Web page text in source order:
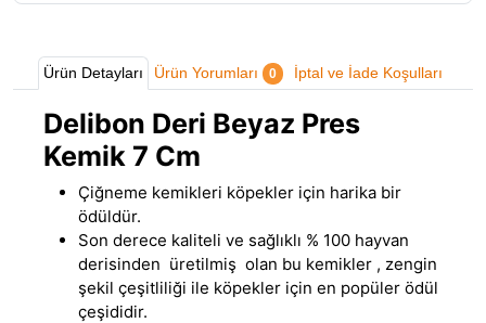
Ürün Detayları Ürün Yorumları 0 İptal ve İade Koşulları
Delibon Deri Beyaz Pres
Kemik 7 Cm
Çiğneme kemikleri köpekler için harika bir
ödüldür.
Son derece kaliteli ve sağlıklı % 100 hayvan
derisinden üretilmiş olan bu kemikler , zengin
şekil çeşitliliği ile köpekler için en popüler ödül
çeşididir.